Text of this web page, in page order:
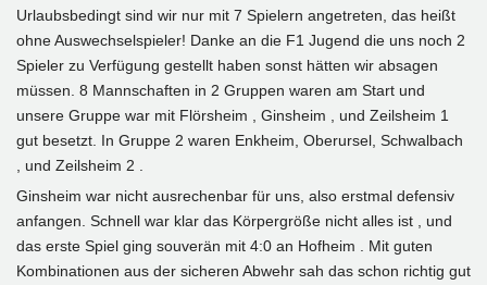
Urlaubsbedingt sind wir nur mit 7 Spielern angetreten, das heißt
ohne Auswechselspieler! Danke an die F1 Jugend die uns noch 2
Spieler zu Verfügung gestellt haben sonst hätten wir absagen
müssen. 8 Mannschaften in 2 Gruppen waren am Start und
unsere Gruppe war mit Flörsheim , Ginsheim , und Zeilsheim 1
gut besetzt. In Gruppe 2 waren Enkheim, Oberursel, Schwalbach
, und Zeilsheim 2 .
Ginsheim war nicht ausrechenbar für uns, also erstmal defensiv
anfangen. Schnell war klar das Körpergröße nicht alles ist , und
das erste Spiel ging souverän mit 4:0 an Hofheim . Mit guten
Kombinationen aus der sicheren Abwehr sah das schon richtig gut